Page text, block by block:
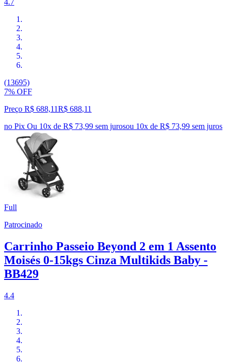
4.7
(13695)
7% OFF
Preço R$ 688,11R$ 688,11
no Pix Ou 10x de R$ 73,99 sem jurosou 10x de R$ 73,99 sem juros
Full
Patrocinado
Carrinho Passeio Beyond 2 em 1 Assento
Moisés 0-15kgs Cinza Multikids Baby -
BB429
4.4